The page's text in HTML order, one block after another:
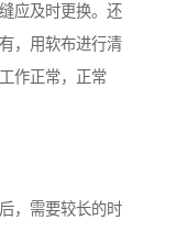
应及时更换。还
，用软布进行清
作正常，正常
，需要较长的时